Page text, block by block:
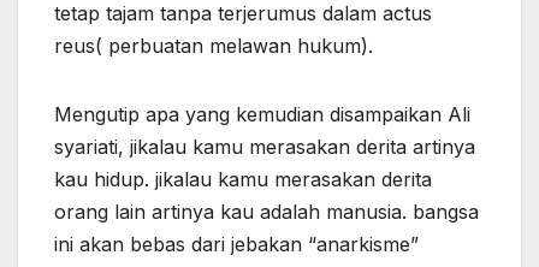
tetap tajam tanpa terjerumus dalam actus
reus( perbuatan melawan hukum).
Mengutip apa yang kemudian disampaikan Ali
syariati, jikalau kamu merasakan derita artinya
kau hidup. jikalau kamu merasakan derita
orang lain artinya kau adalah manusia. bangsa
ini akan bebas dari jebakan “anarkisme”